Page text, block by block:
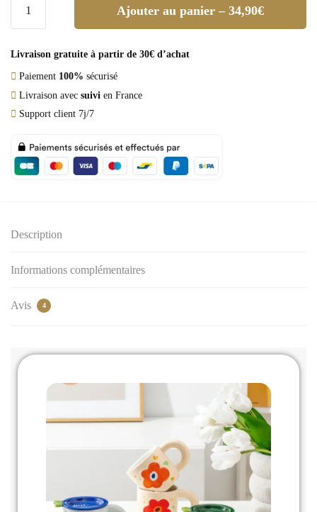
Ajouter au panier – 34,90€
Livraison gratuite à partir de 30€ d’achat
Paiement 100% sécurisé
Livraison avec suivi en France
Support client 7j/7
Description
Informations complémentaires
Avis 4